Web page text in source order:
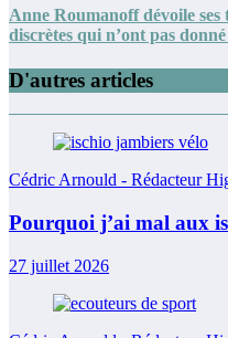
Anne Roumanoff dévoile
discrètes qui n’ont pas
D'autres articles
Cédric Arnould - Rédacteur
Pourquoi j’ai mal aux
27 juillet 2026